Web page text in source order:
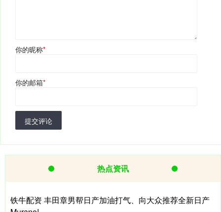
你的昵称*
你的邮箱*
提交评论
热点资讯
铁牛配资 丰田章男帮日产加油打气、向大众推荐全新日产